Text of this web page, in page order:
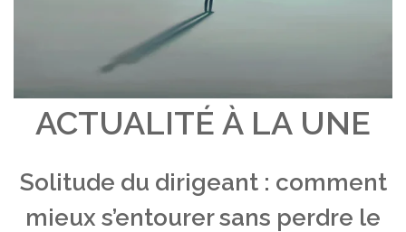
ACTUALITÉ À LA UNE
Solitude du dirigeant : comment
mieux s’entourer sans perdre le